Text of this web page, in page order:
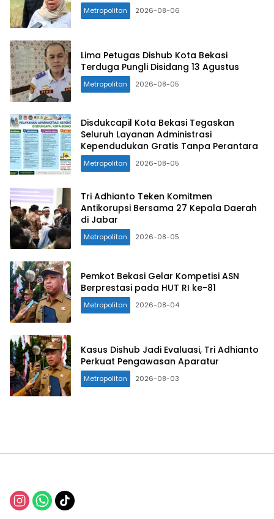
Metropolitan 2026-08-06
Lima Petugas Dishub Kota Bekasi
Terduga Pungli Disidang 13 Agustus
Metropolitan 2026-08-05
Disdukcapil Kota Bekasi Tegaskan
Seluruh Layanan Administrasi
Kependudukan Gratis Tanpa Perantara
Metropolitan 2026-08-05
Tri Adhianto Teken Komitmen
Antikorupsi Bersama 27 Kepala Daerah
di Jabar
Metropolitan 2026-08-05
Pemkot Bekasi Gelar Kompetisi ASN
Berprestasi pada HUT RI ke-81
Metropolitan 2026-08-04
Kasus Dishub Jadi Evaluasi, Tri Adhianto
Perkuat Pengawasan Aparatur
Metropolitan 2026-08-03